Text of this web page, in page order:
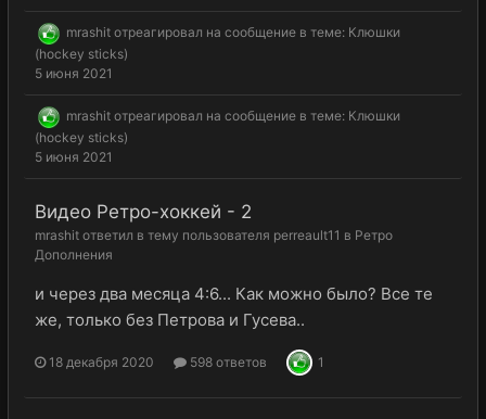
mrashit отреагировал на сообщение в теме: Клюшки
(hockey sticks)
5 июня 2021
mrashit отреагировал на сообщение в теме: Клюшки
(hockey sticks)
5 июня 2021
Видео Ретро-хоккей - 2
mrashit ответил в тему пользователя perreault11 в Ретро
Дополнения
и через два месяца 4:6... Как можно было? Все те
же, только без Петрова и Гусева..
18 декабря 2020 598 ответов 1